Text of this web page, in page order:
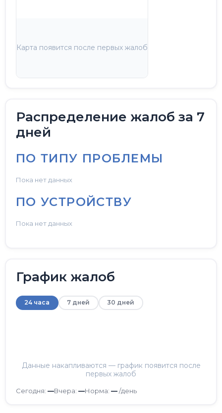
Карта появится после первых жалоб
Распределение жалоб за 7
дней
ПО ТИПУ ПРОБЛЕМЫ
Пока нет данных
ПО УСТРОЙСТВУ
Пока нет данных
График жалоб
24 часа 7 дней 30 дней
Данные накапливаются — график появится после
первых жалоб
Сегодня: —Вчера: —Норма: —/день